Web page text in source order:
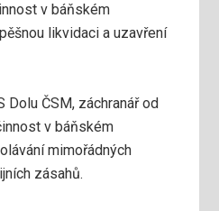
v báňském
likvidaci a uzavření
Dolu ČSM, záchranář od
v báňském
mimořádných
zásahů.